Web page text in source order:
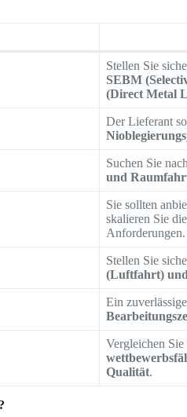
Stellen Sie
SEBM
(Direct Metal
Der Lieferant
Suchen Sie
und
Sie sollten
skalieren Sie
Anforderungen.
Stellen Sie
(Luftfahrt)
Ein
Vergleichen
Qualität.